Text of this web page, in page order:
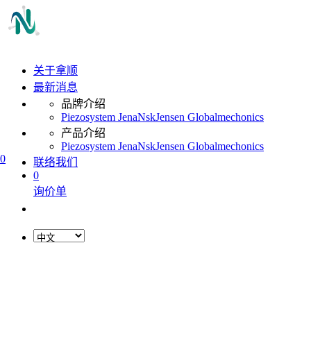
0
关于拿顺
最新消息
品牌介绍
Piezosystem JenaNskJensen Globalmechonics
产品介绍
Piezosystem JenaNskJensen Globalmechonics
联络我们
0
询价单